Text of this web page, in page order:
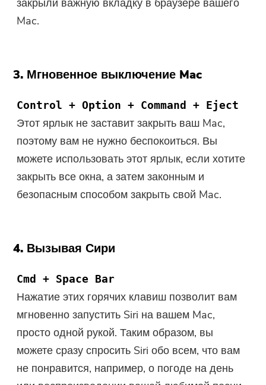
закрыли важную вкладку в браузере вашего
Mac.
3. Мгновенное выключение Mac
Control + Option + Command + Eject
Этот ярлык не заставит закрыть ваш Mac,
поэтому вам не нужно беспокоиться. Вы
можете использовать этот ярлык, если хотите
закрыть все окна, а затем законным и
безопасным способом закрыть свой Mac.
4. Вызывая Сири
Cmd + Space Bar
Нажатие этих горячих клавиш позволит вам
мгновенно запустить Siri на вашем Mac,
просто одной рукой. Таким образом, вы
можете сразу спросить Siri обо всем, что вам
не понравится, например, о погоде на день